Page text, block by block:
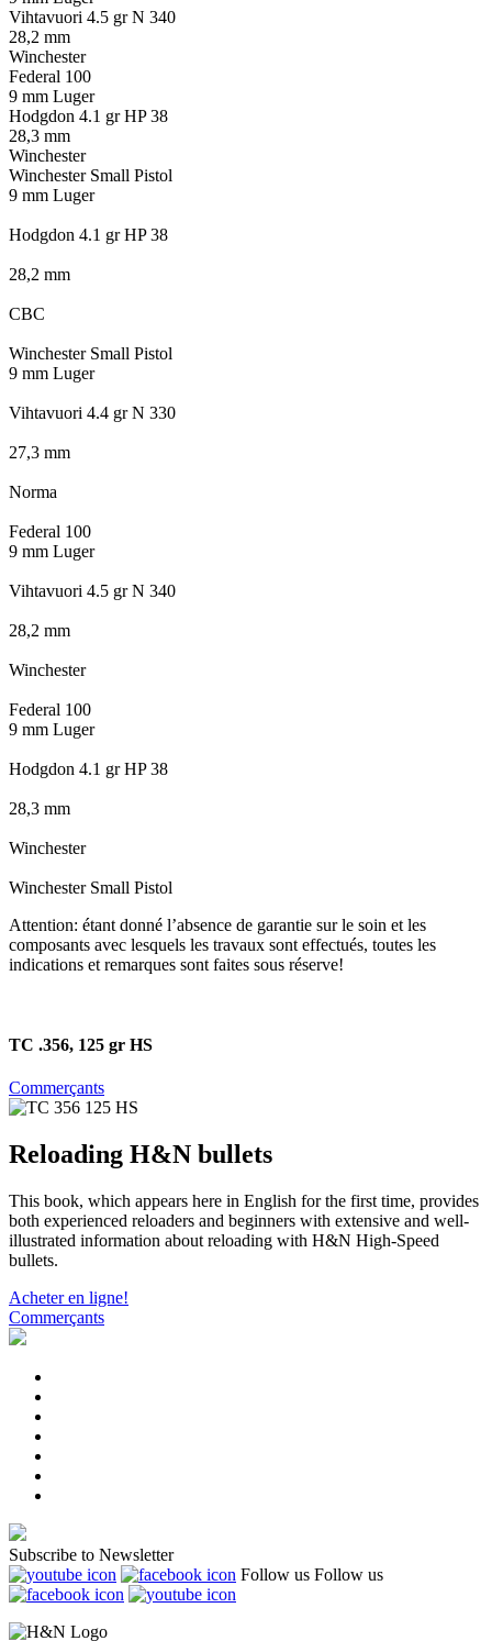
Vihtavuori 4.5 gr N 340
28,2 mm
Winchester
Federal 100
9 mm Luger
Hodgdon 4.1 gr HP 38
28,3 mm
Winchester
Winchester Small Pistol
9 mm Luger
Hodgdon 4.1 gr HP 38
28,2 mm
CBC
Winchester Small Pistol
9 mm Luger
Vihtavuori 4.4 gr N 330
27,3 mm
Norma
Federal 100
9 mm Luger
Vihtavuori 4.5 gr N 340
28,2 mm
Winchester
Federal 100
9 mm Luger
Hodgdon 4.1 gr HP 38
28,3 mm
Winchester
Winchester Small Pistol
Attention: étant donné l’absence de garantie sur le soin et les
composants avec lesquels les travaux sont effectués, toutes les
indications et remarques sont faites sous réserve!
TC .356, 125 gr HS
Commerçants
Reloading H&N bullets
This book, which appears here in English for the first time, provides
both experienced reloaders and beginners with extensive and well-
illustrated information about reloading with H&N High-Speed
bullets.
Acheter en ligne!
Commerçants
Subscribe to Newsletter
Follow us Follow us